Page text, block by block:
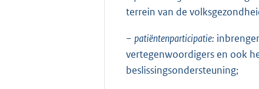
terrein van de
− patiëntenparticipatie:
vertegenwoordigers en ook
beslissingsondersteuning;